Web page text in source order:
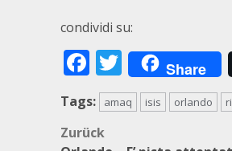
condividi su:
Facebook
Twitter
Share
Tags: amaq isis orlando
Zurück